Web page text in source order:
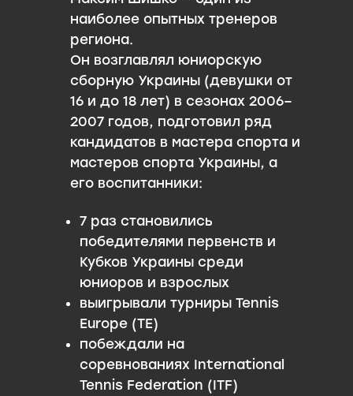
7 раз становились
победителями первенств и
Кубков Украины среди
юниоров и взрослых
выигрывали турниры Tennis
Europe (TE)
побеждали на
соревнованиях International
Tennis Federation (ITF)
наиболее опытных тренеров
региона.
Он возглавлял юниорскую
сборную Украины (девушки от
16 и до 18 лет) в сезонах 2006–
2007 годов, подготовил ряд
кандидатов в мастера спорта и
мастеров спорта Украины, а
его воспитанники: